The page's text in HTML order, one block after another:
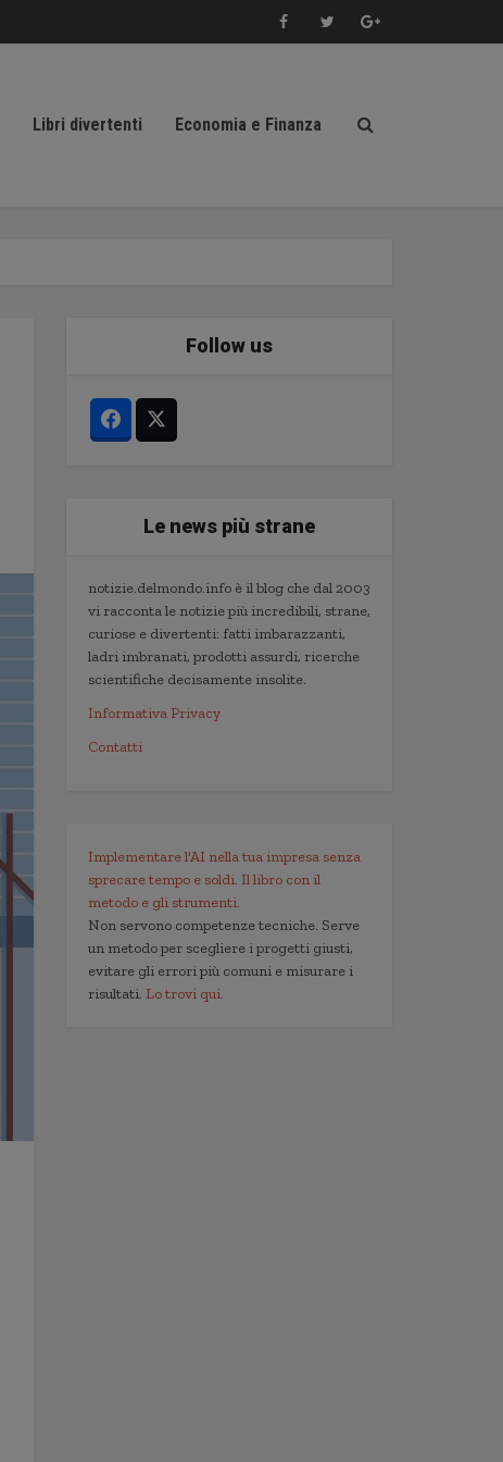
Libri divertenti Economia e Finanza
Follow us
Le news più strane
notizie.delmondo.info è il blog che dal 2003
vi racconta le notizie più incredibili, strane,
curiose e divertenti: fatti imbarazzanti,
ladri imbranati, prodotti assurdi, ricerche
scientifiche decisamente insolite.
Informativa Privacy
Contatti
Implementare l'AI nella tua impresa senza
sprecare tempo e soldi. Il libro con il
metodo e gli strumenti.
Non servono competenze tecniche. Serve
un metodo per scegliere i progetti giusti,
evitare gli errori più comuni e misurare i
risultati. Lo trovi qui.